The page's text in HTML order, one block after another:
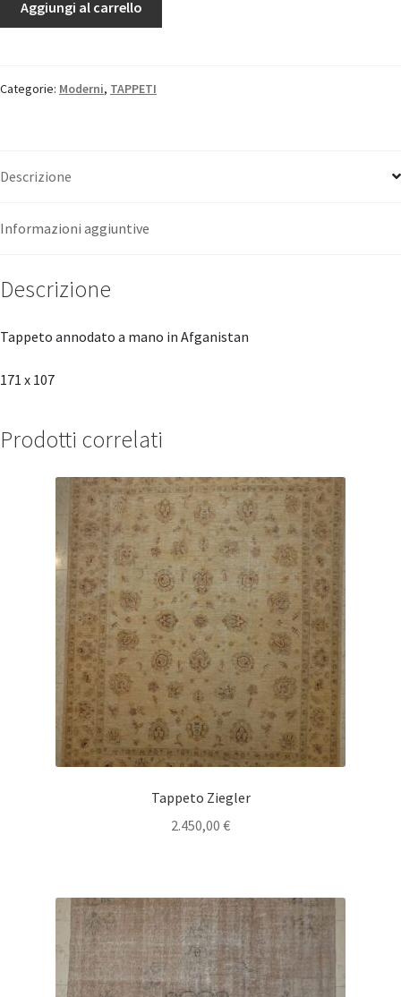
quantità
Aggiungi al carrello
Categorie: Moderni, TAPPETI
Descrizione
Informazioni aggiuntive
Descrizione
Tappeto annodato a mano in Afganistan
171 x 107
Prodotti correlati
Tappeto Ziegler
2.450,00 €